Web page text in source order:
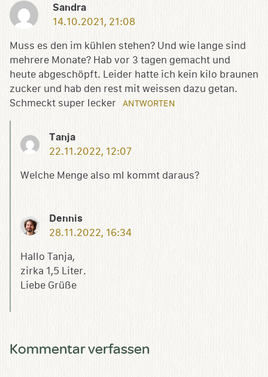
Sandra
14.10.2021, 21:08
Muss es den im kühlen stehen? Und wie lange sind
mehrere Monate? Hab vor 3 tagen gemacht und
heute abgeschöpft. Leider hatte ich kein kilo braunen
zucker und hab den rest mit weissen dazu getan.
Schmeckt super lecker
ANTWORTEN
Tanja
22.11.2022, 12:07
Welche Menge also ml kommt daraus?
Dennis
28.11.2022, 16:34
Hallo Tanja,
zirka 1,5 Liter.
Liebe Grüße
Kommentar verfassen